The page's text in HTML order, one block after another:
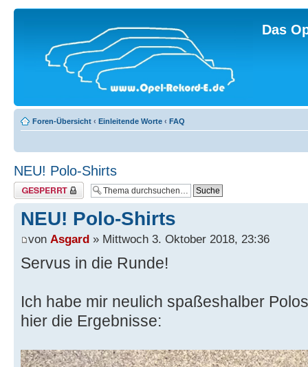
Das
Foren-Übersicht ‹ Einleitende Worte ‹ FAQ
NEU! Polo-Shirts
Thema gesperrt
NEU! Polo-Shirts
von Asgard » Mittwoch 3. Oktober 2018, 23:36
Servus in die Runde!
Ich habe mir neulich spaßeshalber
hier die Ergebnisse: